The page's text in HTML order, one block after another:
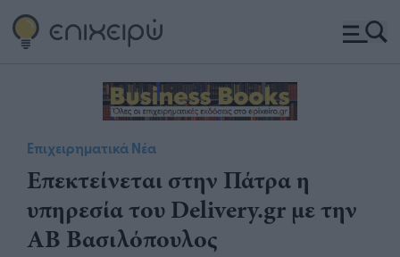
Επιχειρηματικά Νέα
Επεκτείνεται στην Πάτρα η
υπηρεσία του Delivery.gr με την
ΑΒ Βασιλόπουλος